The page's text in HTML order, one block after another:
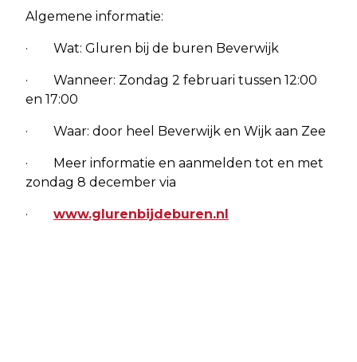
Algemene informatie:
· Wat: Gluren bij de buren Beverwijk
· Wanneer: Zondag 2 februari tussen 12:00
en 17:00
· Waar: door heel Beverwijk en Wijk aan Zee
· Meer informatie en aanmelden tot en met
zondag 8 december via
· www.glurenbijdeburen.nl